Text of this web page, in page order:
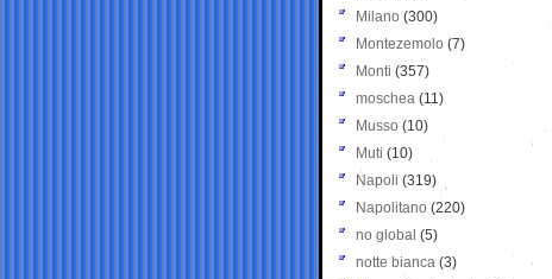
Milano (300)
Montezemolo (7)
Monti (357)
moschea (11)
Musso (10)
Muti (10)
Napoli (319)
Napolitano (220)
no global (5)
notte bianca (3)